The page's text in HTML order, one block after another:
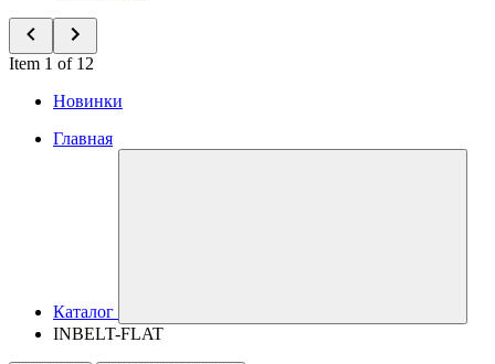
Item 1 of 12
Новинки
Главная
Каталог
INBELT-FLAT